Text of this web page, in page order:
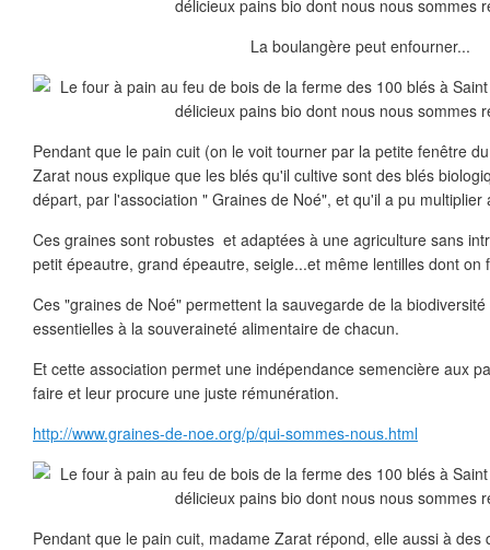
La boulangère peut enfourner...
Pendant que le pain cuit (on le voit tourner par la petite fenêtre
Zarat nous explique que les blés qu'il cultive sont des blés
départ, par l'association " Graines de Noé", et qu'il a pu multiplier
Ces graines sont robustes et adaptées à une agriculture sans
petit épeautre, grand épeautre, seigle...et même lentilles dont on
Ces "graines de Noé" permettent la sauvegarde de la
essentielles à la souveraineté alimentaire de chacun.
Et cette association permet une indépendance semencière aux
faire et leur procure une juste rémunération.
http://www.graines-de-noe.org/p/qui-sommes-nous.html
Pendant que le pain cuit, madame Zarat répond, elle aussi à des